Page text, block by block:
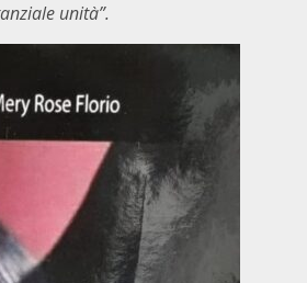
unità”.